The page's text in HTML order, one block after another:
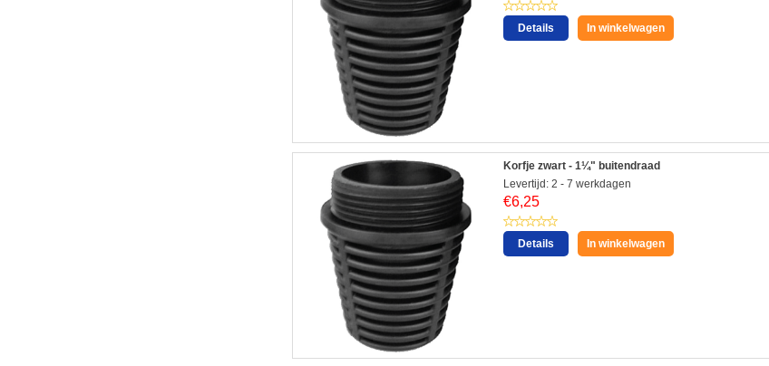
Details In winkelwagen
Korfje zwart - 1¼" buitendraad
Levertijd: 2 - 7 werkdagen
€6,25
Details In winkelwagen